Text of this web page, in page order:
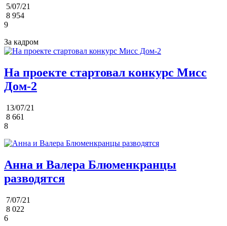
5/07/21
8 954
9
За кадром
На проекте стартовал конкурс Мисс
Дом-2
13/07/21
8 661
8
Анна и Валера Блюменкранцы
разводятся
7/07/21
8 022
6